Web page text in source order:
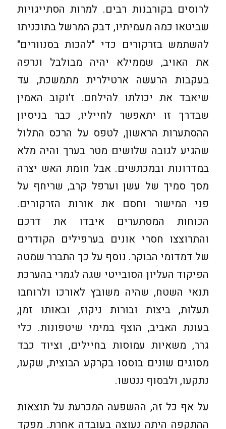
לרוסים בקורבנות רבים. למרות הסתייגויות
שביטאו כמה מעמיתיו, דבק המרשל בתוכניתו
להשתמש בזרקורים כדי "להכות בסנוורים"
את האויב, שממילא יהיה מבולבל ונרפה
בעקבות הרעשה ארטילרית מתמשכת, עד
שיאבד את יכולתו להילחם. ז'וקוב האמין
שבדרך זו יתאפשר לחייליו, כבר בניסיון
ההסתערות הראשון, לטפס על הרכס התלול
שהגיע לגובה שלושים מטר בערך והיה מלא
במדרונות ובמכתשים. אבל חומת האש יצרה
מסך סמיך של עשן וערפל קרב, שריחף על
פני המישור וחסם את אורות הזרקורים.
הכוחות המסתערים איבדו את דרכם
והתרוצצו חסרי אונים בערפילים הקודרים
של דמדומי הבוקר. נוסף על כך התברר שמטה
הפיקוד העליון הסובייטי שגה לגמרי בהערכת
תנאי השטח, שהיה משובץ לאורכו ולרוחבו
תעלות, ביצות ובורות ניקוז, ובאותו זמן,
בעונת האביב, הוצף במימי שיטפונות. כלי
גרר, משאיות עמוסות בחיילים, וציוד כבד
מסוגים שונים בוססו בקרקע הבוצית, שקעו,
נתקעו, ולבסוף ננטשו.
על אף כל זה, ההשפעה המכרעת על תוצאות
ההתקפה היתה נעוצה בעובדה אחרת. מפקד